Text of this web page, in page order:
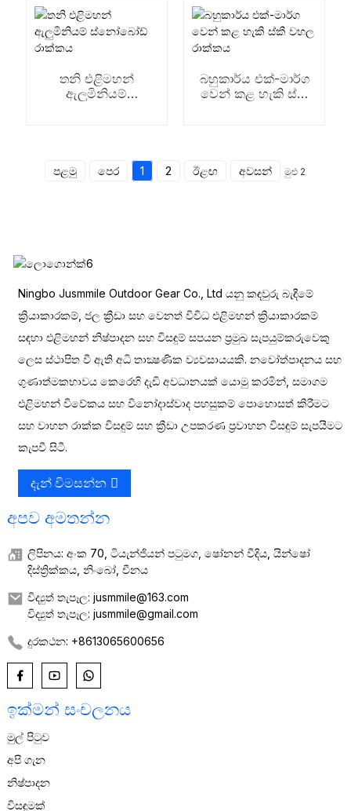
තනි එළිමහන්
ඇලුමිනියම්
බහුකාර්ය එක්-මාර්ග
වෙන් කළ හැකි ස්කී
පළමු පෙර 1 2 ඊළඟ අවසන් මුළු 2
Ningbo Jusmmile Outdoor Gear Co., Ltd යනු කඳවුරු බැඳීමේ
ක්‍රියාකාරකම්, ජල ක්‍රීඩා සහ වෙනත් විවිධ එළිමහන් ක්‍රියාකාරකම්
සඳහා එළිමහන් නිෂ්පාදන සහ විසඳුම් සපයන ප්‍රමුඛ සැපයුම්කරුවෙකු
ලෙස ස්ථාපිත වී ඇති අධි තාක්‍ෂණික ව්‍යවසායයකි. නවෝත්පාදනය සහ
ගුණාත්මකභාවය කෙරෙහි දැඩි අවධානයක් යොමු කරමින්, සමාගම
එළිමහන් විවේකය සහ විනෝදාස්වාද පහසුකම් පොහොසත් කිරීමට
සහ වාහන රාක්ක විසඳුම් සහ ක්‍රීඩා උපකරණ ප්‍රවාහන විසඳුම් සැපයීමට
කැපවී සිටී.
දැන් විමසන්න
අපව අමතන්න
ලිපිනය: අංක 70, ටියැන්ජියන් පටුමග, ෂෝනන් වීදිය, යින්ෂෝ
දිස්ත්‍රික්කය, නිංබෝ, චීනය
විද්‍යුත් තැපෑල: jusmmile@163.com
විද්‍යුත් තැපෑල: jusmmile@gmail.com
දුරකථන: +8613065600656
ඉක්මන් සංචලනය
මුල් පිටුව
අපි ගැන
නිෂ්පාදන
විසඳුමක්